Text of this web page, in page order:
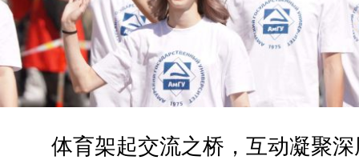
体育架起交流之桥，互动凝聚深